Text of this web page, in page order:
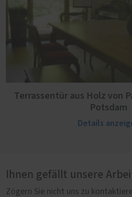
Terrassentür aus Holz von
Potsdam
Details
Ihnen gefällt unsere
Zögern Sie nicht uns zu